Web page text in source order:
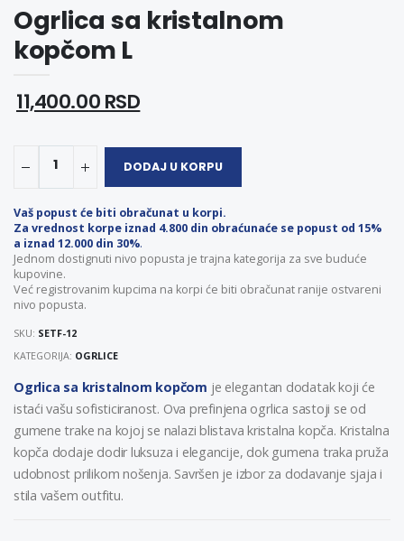
Ogrlica sa kristalnom
kopčom L
11,400.00 RSD
1 DODAJ U KORPU
Vaš popust će biti obračunat u korpi.
Za vrednost korpe iznad 4.800 din obraćunaće se popust od 15%
a iznad 12.000 din 30%.
Jednom dostignuti nivo popusta je trajna kategorija za sve buduće
kupovine.
Već registrovanim kupcima na korpi će biti obračunat ranije ostvareni
nivo popusta.
SKU: SETF-12
KATEGORIJA: OGRLICE
Ogrlica sa kristalnom kopčom je elegantan dodatak koji će
istaći vašu sofisticiranost. Ova prefinjena ogrlica sastoji se od
gumene trake na kojoj se nalazi blistava kristalna kopča. Kristalna
kopča dodaje dodir luksuza i elegancije, dok gumena traka pruža
udobnost prilikom nošenja. Savršen je izbor za dodavanje sjaja i
stila vašem outfitu.